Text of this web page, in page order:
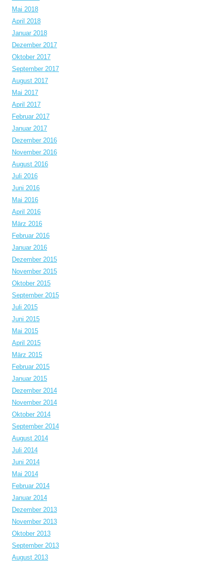
Mai 2018
April 2018
Januar 2018
Dezember 2017
Oktober 2017
September 2017
August 2017
Mai 2017
April 2017
Februar 2017
Januar 2017
Dezember 2016
November 2016
August 2016
Juli 2016
Juni 2016
Mai 2016
April 2016
März 2016
Februar 2016
Januar 2016
Dezember 2015
November 2015
Oktober 2015
September 2015
Juli 2015
Juni 2015
Mai 2015
April 2015
März 2015
Februar 2015
Januar 2015
Dezember 2014
November 2014
Oktober 2014
September 2014
August 2014
Juli 2014
Juni 2014
Mai 2014
Februar 2014
Januar 2014
Dezember 2013
November 2013
Oktober 2013
September 2013
August 2013